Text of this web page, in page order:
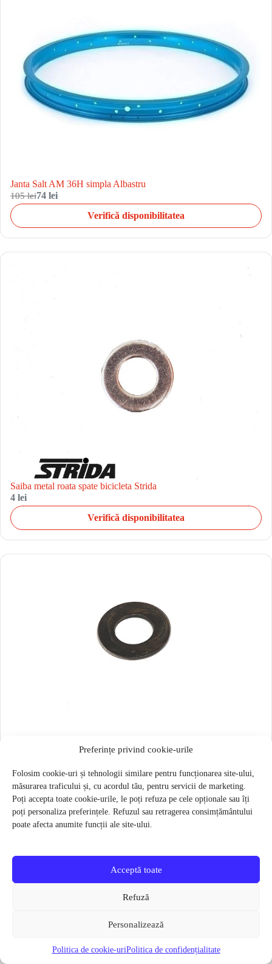
Preferințe privind cookie-urile
Folosim cookie-uri și tehnologii similare pentru funcționarea site-ului,
măsurarea traficului și, cu acordul tău, pentru servicii de marketing.
Poți accepta toate cookie-urile, le poți refuza pe cele opționale sau îți
poți personaliza preferințele. Refuzul sau retragerea consimțământului
poate afecta anumite funcții ale site-ului.
Acceptă toate
Refuză
Personalizează
Politica de cookie-uriPolitica de confidențialitate
Janta Salt AM 36H simpla Albastru
105 lei74 lei
Verifică disponibilitatea
Saiba metal roata spate bicicleta Strida
4 lei
Verifică disponibilitatea
Saiba roata spate Strida
Verifică disponibilitatea
Categorii utile
Accesorii si Piese
piese și accesorii disponibile în catalogul actual
anvelope, camere și componente pentru roți